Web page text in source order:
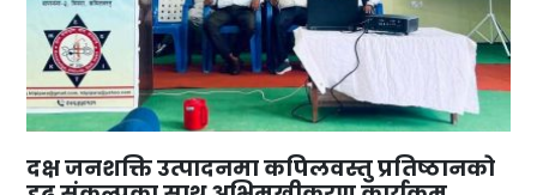
दक्ष जनशक्ति उत्पादनमा कपिलवस्तु प्रतिष्ठानको